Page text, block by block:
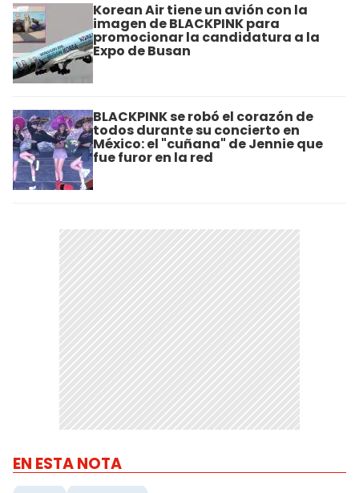
Korean Air tiene un avión con la
imagen de BLACKPINK para
promocionar la candidatura a la
Expo de Busan
BLACKPINK se robó el corazón de
todos durante su concierto en
México: el "cuñana" de Jennie que
fue furor en la red
EN ESTA NOTA